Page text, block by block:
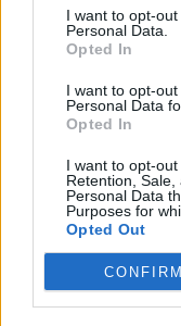
I want to opt-
Personal Data.
Opted In
I want to opt-
Personal Data
Opted In
I want to opt-out
Retention,
Personal Data
Purposes for
Opted Out
CONFIRM
formativo.
l’invarianza
nuovi oneri
I dirigenti
disposizione
didattici
garantendo
preventiva.Gli
assumono